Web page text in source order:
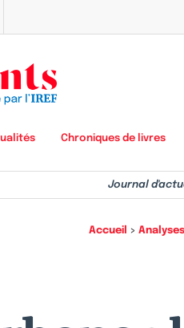
Chroniques de livres
Journal
Accueil > Analyses